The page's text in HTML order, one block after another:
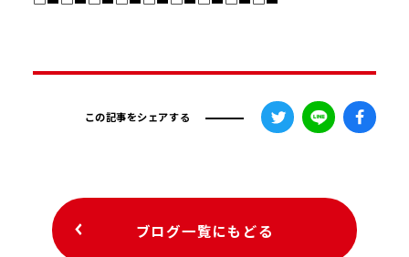
この記事をシェアする
ブログ一覧にもどる